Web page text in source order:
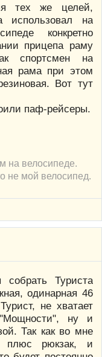
тех же целей,
использовал на
конкретно
прицепа раму
спортсмен на
рама при этом
Вот тут
паф-рейсеры.
на велосипеде.
не мой велосипед.
Туриста
одинарная 46
не хватает
ну и
Так как во мне
плюс рюкзак, и